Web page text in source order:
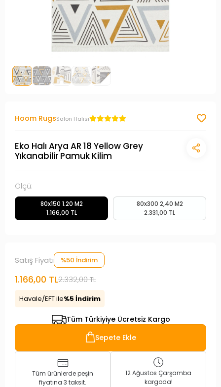
Hoom RugsSalon Halısı
Eko Halı Arya AR 18 Yellow Grey
Yıkanabilir Pamuk Kilim
Ölçü:
80x150 1.20 M2
1.166,00 TL
80x300 2,40 M2
2.331,00 TL
Satış Fiyatı %50 İndirim
1.166,00 TL2.332,00 TL
Havale/EFT ile%5 İndirim
Tüm Türkiyiye Ücretsiz Kargo
Sepete Ekle
Tüm ürünlerde peşin
fiyatına 3 taksit.
12 Ağustos Çarşamba
kargoda!